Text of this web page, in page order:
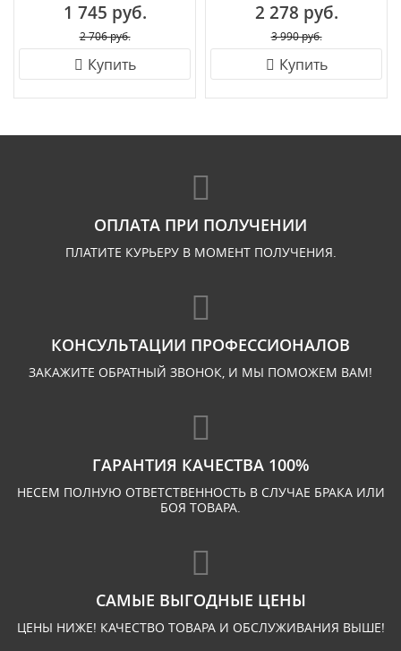
1 745 руб.
2 706 руб.
Купить
2 278 руб.
3 990 руб.
Купить
ОПЛАТА ПРИ ПОЛУЧЕНИИ
ПЛАТИТЕ КУРЬЕРУ В МОМЕНТ ПОЛУЧЕНИЯ.
КОНСУЛЬТАЦИИ ПРОФЕССИОНАЛОВ
ЗАКАЖИТЕ ОБРАТНЫЙ ЗВОНОК, И МЫ ПОМОЖЕМ ВАМ!
ГАРАНТИЯ КАЧЕСТВА 100%
НЕСЕМ ПОЛНУЮ ОТВЕТСТВЕННОСТЬ В СЛУЧАЕ БРАКА ИЛИ
БОЯ ТОВАРА.
САМЫЕ ВЫГОДНЫЕ ЦЕНЫ
ЦЕНЫ НИЖЕ! КАЧЕСТВО ТОВАРА И ОБСЛУЖИВАНИЯ ВЫШЕ!